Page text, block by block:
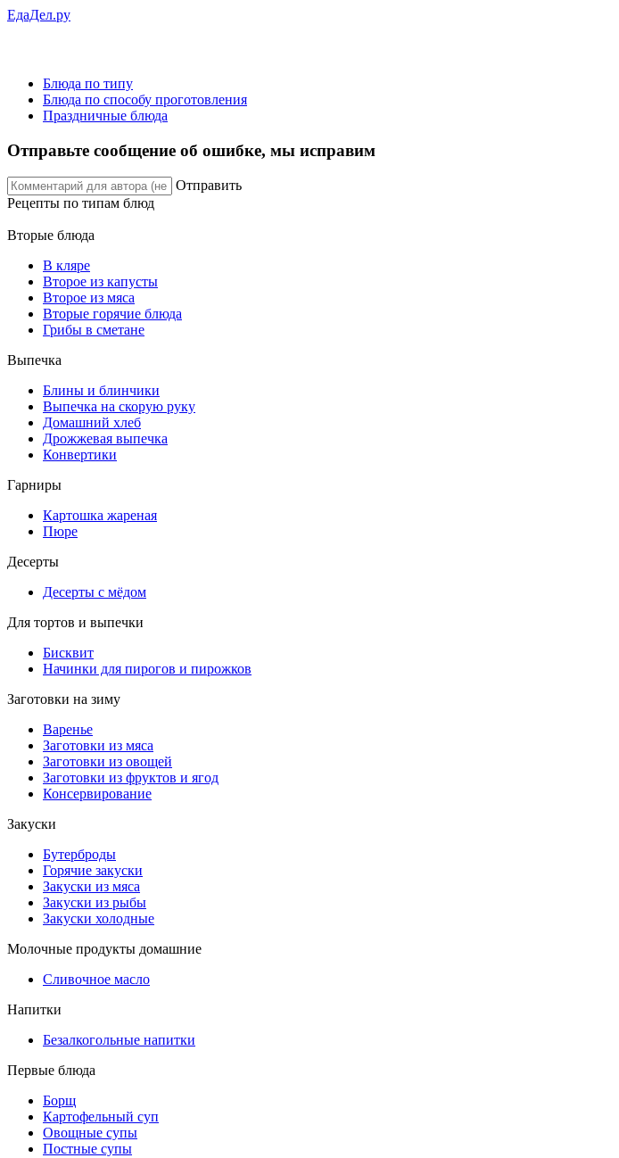
ЕдаДел.ру
Блюда по типу
Блюда по способу проготовления
Праздничные блюда
Отправьте сообщение об ошибке, мы исправим
Отправить
Рецепты по типам блюд
Вторые блюда
В кляре
Второе из капусты
Второе из мяса
Вторые горячие блюда
Грибы в сметане
Выпечка
Блины и блинчики
Выпечка на скорую руку
Домашний хлеб
Дрожжевая выпечка
Конвертики
Гарниры
Картошка жареная
Пюре
Десерты
Десерты с мёдом
Для тортов и выпечки
Бисквит
Начинки для пирогов и пирожков
Заготовки на зиму
Варенье
Заготовки из мяса
Заготовки из овощей
Заготовки из фруктов и ягод
Консервирование
Закуски
Бутерброды
Горячие закуски
Закуски из мяса
Закуски из рыбы
Закуски холодные
Молочные продукты домашние
Сливочное масло
Напитки
Безалкогольные напитки
Первые блюда
Борщ
Картофельный суп
Овощные супы
Постные супы